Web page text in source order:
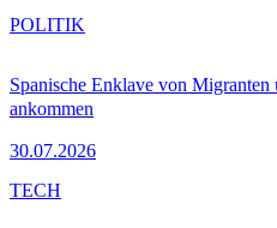
Spanische Enklave von Migranten
ankommen
30.07.2026
POLITIK
TECH